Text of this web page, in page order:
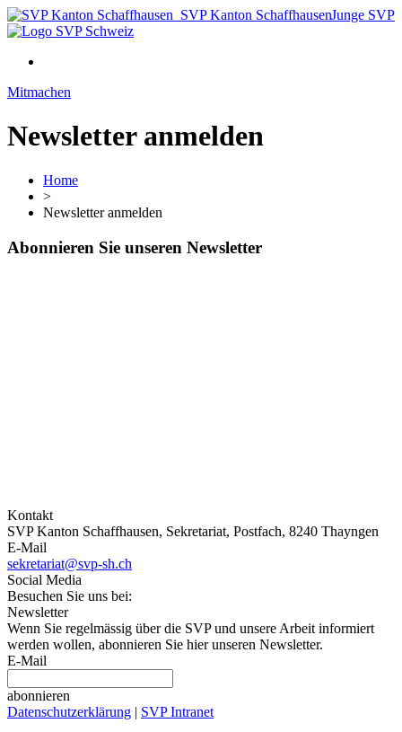
Junge SVP
SVP Kanton Schaffhausen
Mitmachen
Newsletter anmelden
Home
>
Newsletter anmelden
Abonnieren Sie unseren Newsletter
Kontakt
SVP Kanton Schaffhausen, Sekretariat, Postfach, 8240 Thayngen
E-Mail
sekretariat@svp-sh.ch
Social Media
Besuchen Sie uns bei:
Newsletter
Wenn Sie regelmässig über die SVP und unsere Arbeit informiert
werden wollen, abonnieren Sie hier unseren Newsletter.
E-Mail
abonnieren
Datenschutzerklärung | SVP Intranet